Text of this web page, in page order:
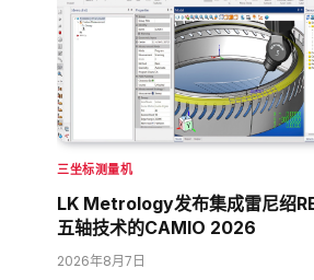
三坐标测量机
LK Metrology发布集成雷尼绍
五轴技术的CAMIO 2026
2026年8月7日